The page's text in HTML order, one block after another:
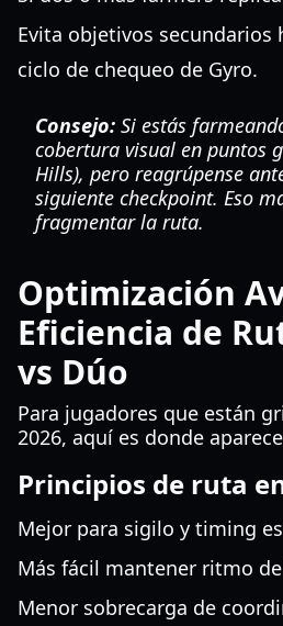
Evita objetivos secundarios
ciclo de chequeo de Gyro.
Consejo: Si estás
cobertura visual en puntos
Hills), pero reagrúpense
siguiente checkpoint. Eso
fragmentar la ruta.
Optimización
Eficiencia de
vs Dúo
Para jugadores que están
2026, aquí es donde
Principios de ruta
Mejor para sigilo y timing
Más fácil mantener ritmo
Menor sobrecarga de